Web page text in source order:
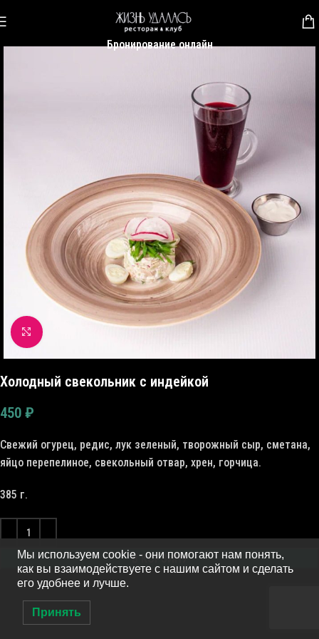
Бронирование онлайн
Click to enlarge
Холодный свекольник с индейкой
450 ₽
Свежий огурец, редис, лук зеленый, творожный сыр, сметана,
яйцо перепелиное, свекольный отвар, хрен, горчица.
385 г.
В КОРЗИНУ
Мы используем cookie - они помогают нам понять,
как вы взаимодействуете с нашим сайтом и сделать
его удобнее и лучше.
Принять